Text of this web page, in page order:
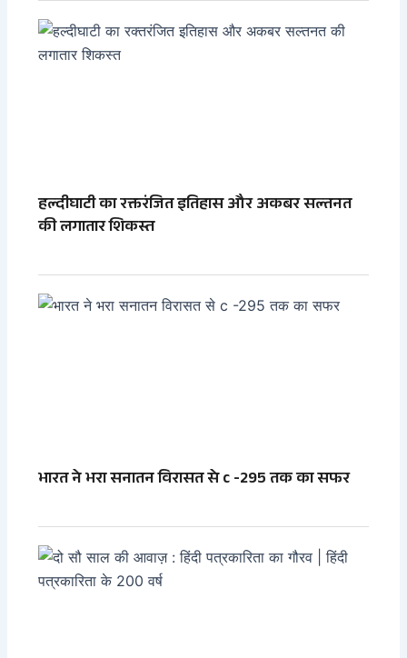
हल्दीघाटी का रक्तरंजित इतिहास और अकबर सल्तनत
की लगातार शिकस्त
भारत ने भरा सनातन विरासत से c -295 तक का सफर